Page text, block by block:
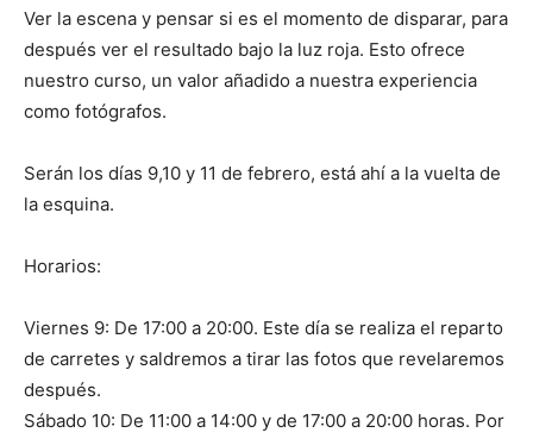
Ver la escena y pensar si es el momento de disparar, para
después ver el resultado bajo la luz roja. Esto ofrece
nuestro curso, un valor añadido a nuestra experiencia
como fotógrafos.
Serán los días 9,10 y 11 de febrero, está ahí a la vuelta de
la esquina.
Horarios:
Viernes 9: De 17:00 a 20:00. Este día se realiza el reparto
de carretes y saldremos a tirar las fotos que revelaremos
después.
Sábado 10: De 11:00 a 14:00 y de 17:00 a 20:00 horas. Por